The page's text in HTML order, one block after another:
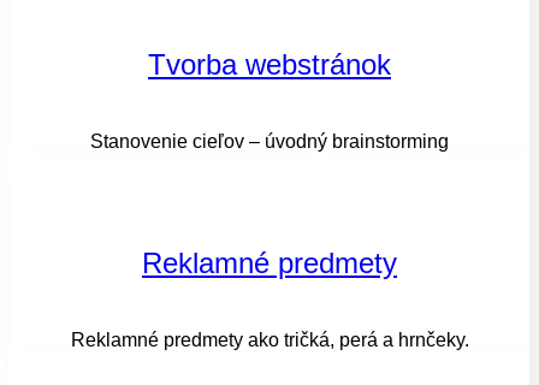
Tvorba webstránok
Stanovenie cieľov – úvodný brainstorming
Reklamné predmety
Reklamné predmety ako tričká, perá a hrnčeky.